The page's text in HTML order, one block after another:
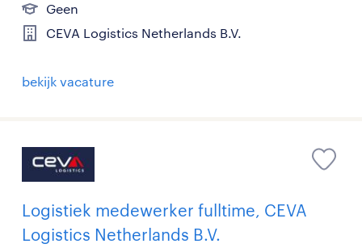
Geen
CEVA Logistics Netherlands B.V.
bekijk vacature
Logistiek medewerker fulltime, CEVA
Logistics Netherlands B.V.